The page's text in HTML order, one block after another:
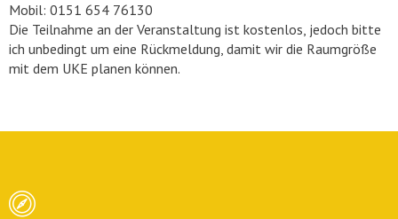
Mobil: 0151 654 76130
Die Teilnahme an der Veranstaltung ist kostenlos, jedoch bitte
ich unbedingt um eine Rückmeldung, damit wir die Raumgröße
mit dem UKE planen können.